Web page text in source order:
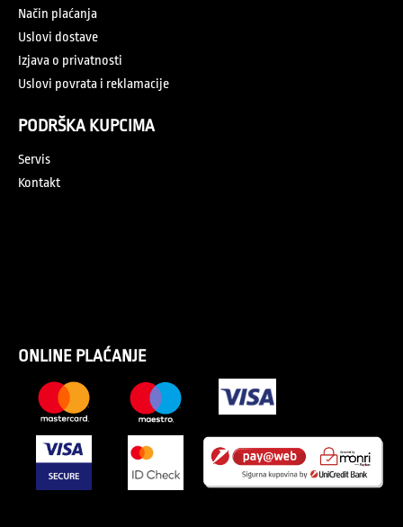
Način plaćanja
Uslovi dostave
Izjava o privatnosti
Uslovi povrata i reklamacije
PODRŠKA KUPCIMA
Servis
Kontakt
ONLINE PLAĆANJE